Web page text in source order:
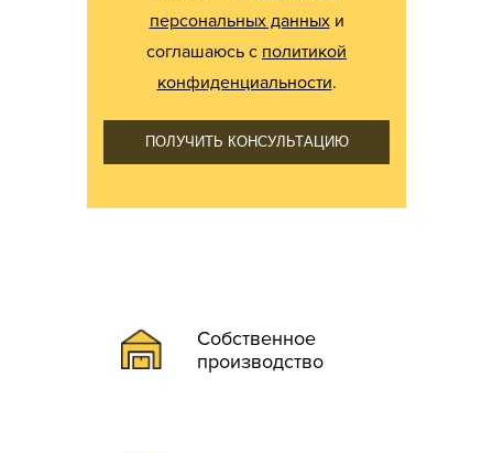
Собственное
производство
персональных данныхи
соглашаюсь с политикой
конфиденциальности.
ПОЛУЧИТЬ КОНСУЛЬТАЦИЮ